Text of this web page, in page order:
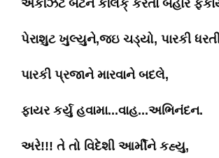
એકઝિટ બટન કલિક્ કરતા બહાર
પેરાશુટ ખુલ્યુને,જઇ ચડ્યો, પારકી
પારકી પ્રજાને મારવાને બદલે,
ફાયર કર્યુ હવામા...વાહ...અભિનંદન.
અરે!!! તે તો વિદેશી આર્મીને કહ્યુ,